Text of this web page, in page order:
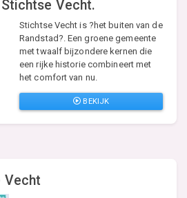
Vecht.
Stichtse Vecht is ?het buiten van de
Randstad?. Een groene gemeente
met twaalf bijzondere kernen die
een rijke historie combineert met
het comfort van nu.
BEKIJK
Vecht